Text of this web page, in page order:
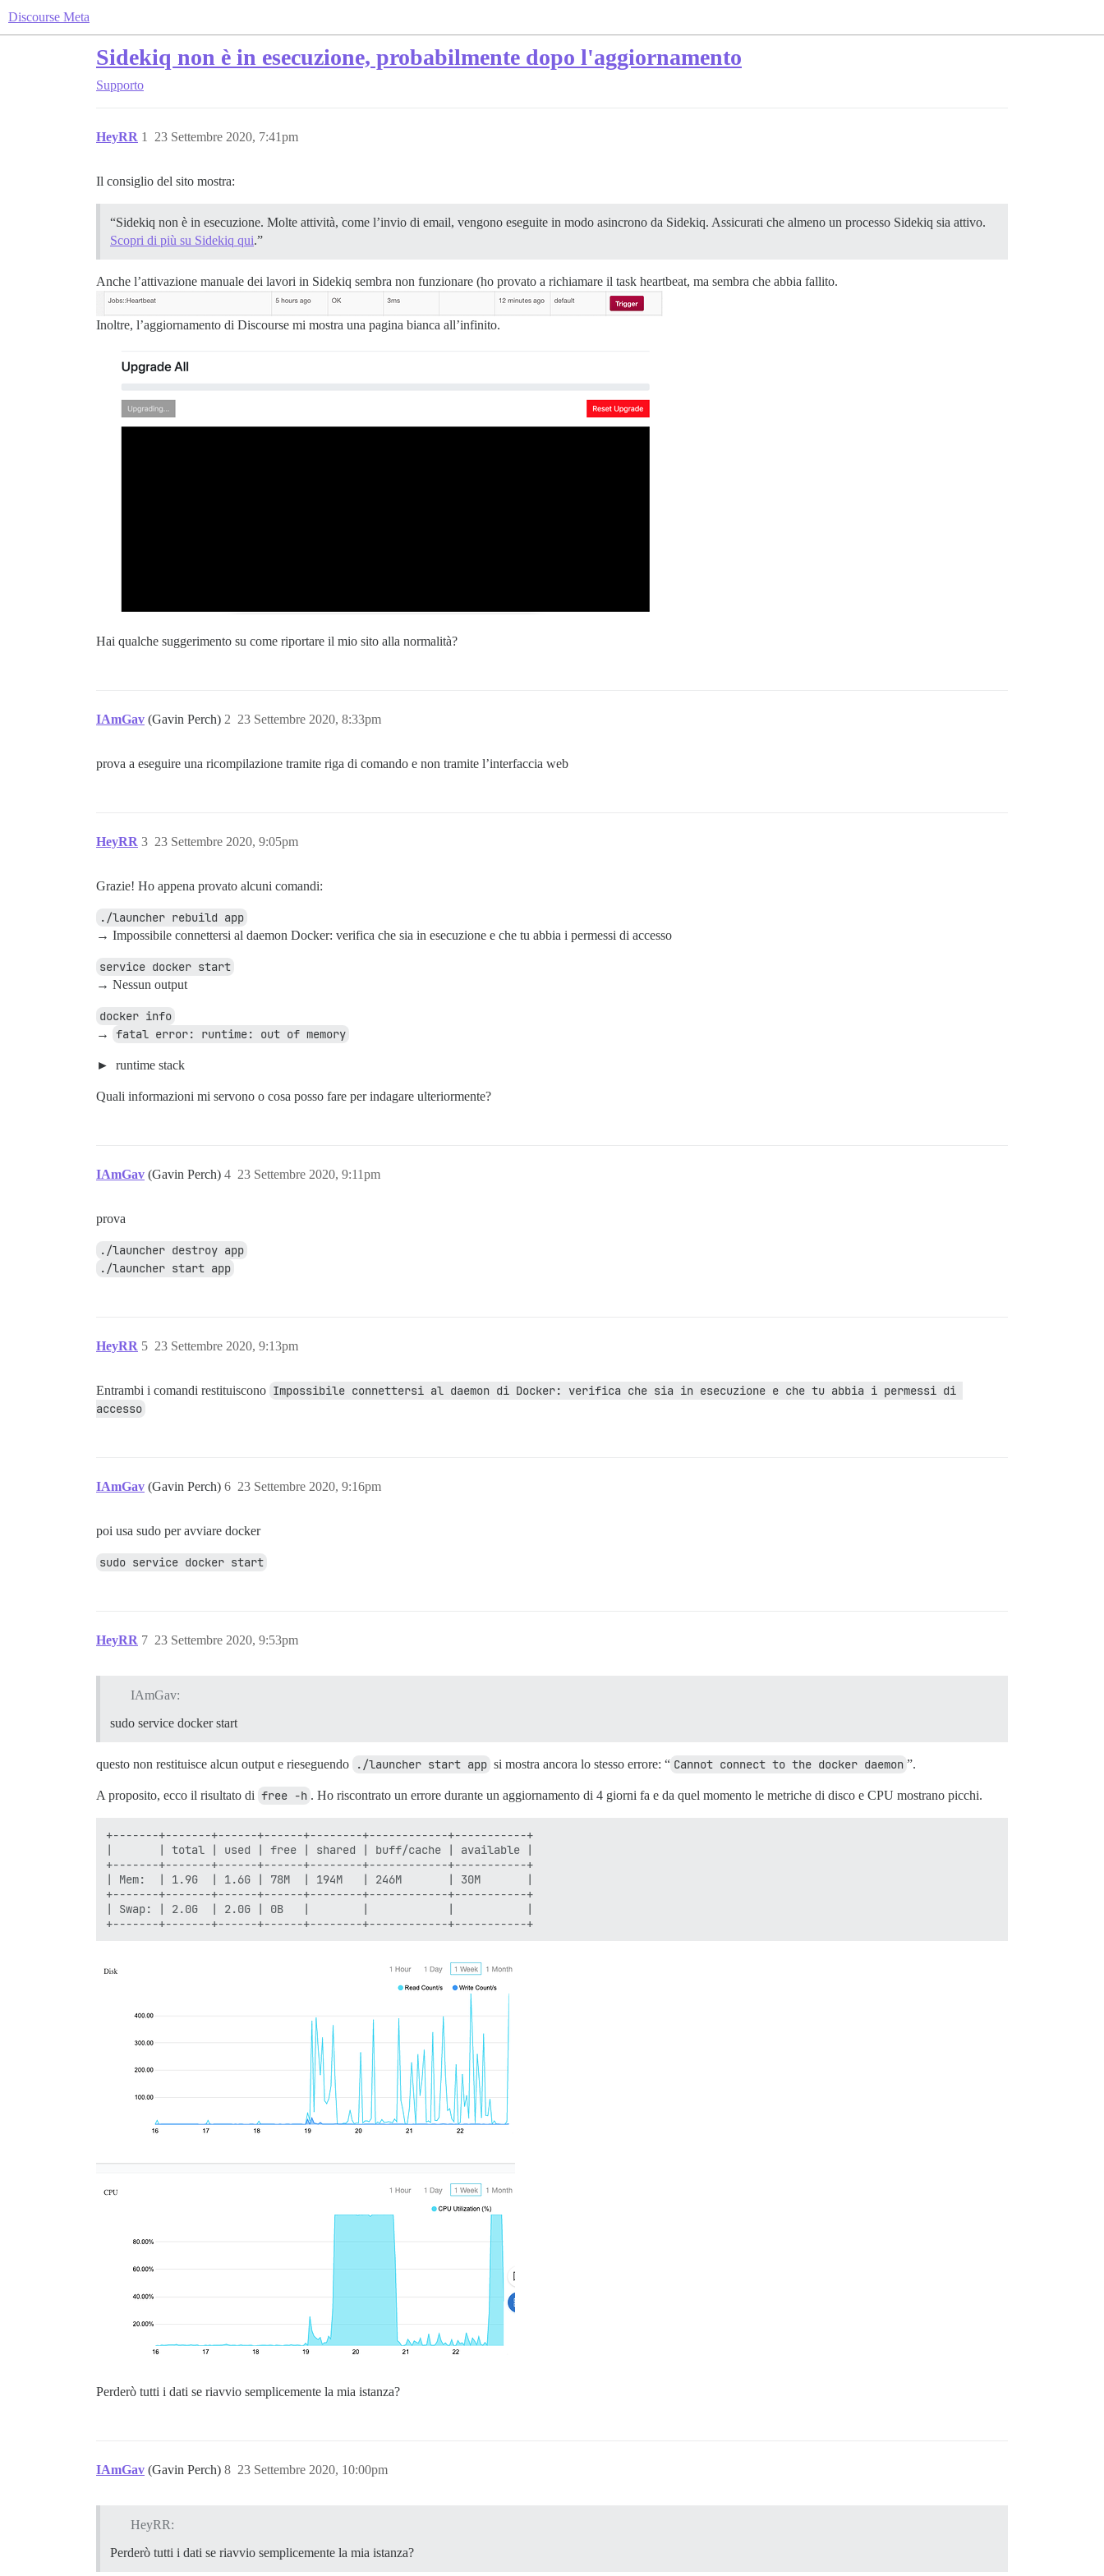
Discourse Meta
Sidekiq non è in esecuzione, probabilmente dopo l'aggiornamento
Supporto
HeyRR 23 Settembre 2020, 7:41pm
1
Il consiglio del sito mostra:
“Sidekiq non è in esecuzione. Molte attività, come l’invio di email, vengono eseguite in modo asincrono da Sidekiq. Assicurati che almeno un processo Sidekiq sia attivo.
Scopri di più su Sidekiq qui.”
Anche l’attivazione manuale dei lavori in Sidekiq sembra non funzionare (ho provato a richiamare il task heartbeat, ma sembra che abbia fallito.
Inoltre, l’aggiornamento di Discourse mi mostra una pagina bianca all’infinito.
Hai qualche suggerimento su come riportare il mio sito alla normalità?
IAmGav (Gavin Perch) 23 Settembre 2020, 8:33pm
2
prova a eseguire una ricompilazione tramite riga di comando e non tramite l’interfaccia web
HeyRR 23 Settembre 2020, 9:05pm
3
Grazie! Ho appena provato alcuni comandi:
./launcher rebuild app
→ Impossibile connettersi al daemon Docker: verifica che sia in esecuzione e che tu abbia i permessi di accesso
service docker start
→ Nessun output
docker info
→ fatal error: runtime: out of memory
runtime stack
Quali informazioni mi servono o cosa posso fare per indagare ulteriormente?
IAmGav (Gavin Perch) 23 Settembre 2020, 9:11pm
4
prova
./launcher destroy app
./launcher start app
HeyRR 23 Settembre 2020, 9:13pm
5
Entrambi i comandi restituiscono Impossibile connettersi al daemon di Docker: verifica che sia in esecuzione e che tu abbia i permessi di
accesso
IAmGav (Gavin Perch) 23 Settembre 2020, 9:16pm
6
poi usa sudo per avviare docker
sudo service docker start
HeyRR 23 Settembre 2020, 9:53pm
7
IAmGav:
sudo service docker start
questo non restituisce alcun output e rieseguendo ./launcher start app si mostra ancora lo stesso errore: “ Cannot connect to the docker daemon ”.
A proposito, ecco il risultato di free -h . Ho riscontrato un errore durante un aggiornamento di 4 giorni fa e da quel momento le metriche di disco e CPU mostrano picchi.
+-------+-------+------+------+--------+------------+-----------+
|       | total | used | free | shared | buff/cache | available |
+-------+-------+------+------+--------+------------+-----------+
| Mem:  | 1.9G  | 1.6G | 78M  | 194M   | 246M       | 30M       |
+-------+-------+------+------+--------+------------+-----------+
| Swap: | 2.0G  | 2.0G | 0B   |        |            |           |
Perderò tutti i dati se riavvio semplicemente la mia istanza?
IAmGav (Gavin Perch) 23 Settembre 2020, 10:00pm
8
HeyRR:
Perderò tutti i dati se riavvio semplicemente la mia istanza?